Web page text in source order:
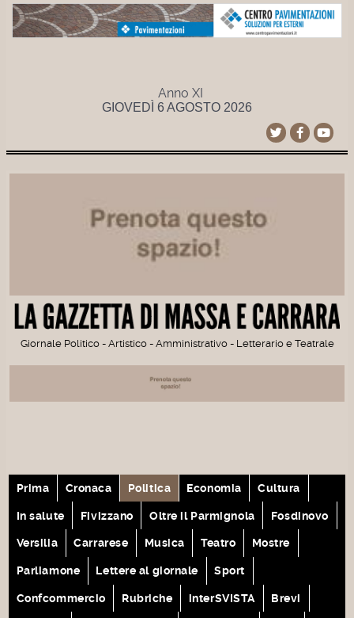
Anno XI
GIOVEDÌ 6 AGOSTO 2026
Giornale Politico - Artistico - Amministrativo - Letterario e Teatrale
Prima Cronaca Politica Economia Cultura
In salute Fivizzano Oltre il Parmignola Fosdinovo
Versilia Carrarese Musica Teatro Mostre
Parliamone Lettere al giornale Sport
Confcommercio Rubriche interSVISTA Brevi